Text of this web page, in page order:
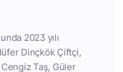
2023 yılı
Dinçkök Çiftçi,
Taş, Güler